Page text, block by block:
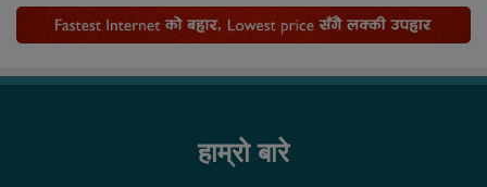
हाम्रो बारे